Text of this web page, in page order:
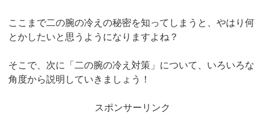
ここまで二の腕の冷えの秘密を知ってしまうと、やはり何
とかしたいと思うようになりますよね？
そこで、次に「二の腕の冷え対策」について、いろいろな
角度から説明していきましょう！
スポンサーリンク